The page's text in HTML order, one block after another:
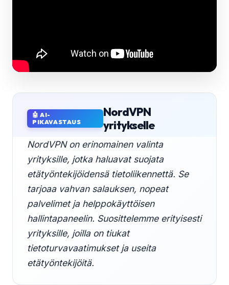
🤖 AI-
PIKAVASTAUS
NordVPN
yritykselle
NordVPN on erinomainen valinta
yrityksille, jotka haluavat suojata
etätyöntekijöidensä tietoliikennettä. Se
tarjoaa vahvan salauksen, nopeat
palvelimet ja helppokäyttöisen
hallintapaneelin. Suosittelemme erityisesti
yrityksille, joilla on tiukat
tietoturvavaatimukset ja useita
etätyöntekijöitä.